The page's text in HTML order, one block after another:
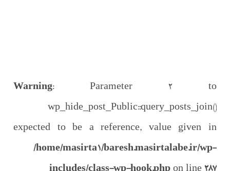
Warning: Parameter 2 to
wp_hide_post_Public::query_posts_join()
expected to be a reference, value given in
/home/masirta1/baresh.masirtalabe.ir/wp-